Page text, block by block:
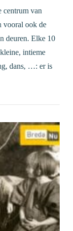
centrum van
vooral ook de
deuren. Elke 10
intieme
dans, …: er is